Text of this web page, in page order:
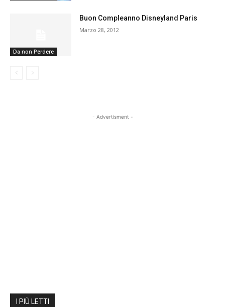
Da non Perdere
Buon Compleanno Disneyland Paris
Marzo 28, 2012
- Advertisment -
I PIÙ LETTI